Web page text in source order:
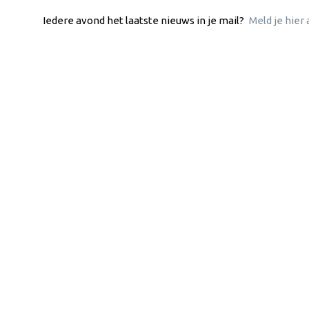
Iedere avond het laatste nieuws in je mail? Meld je hier